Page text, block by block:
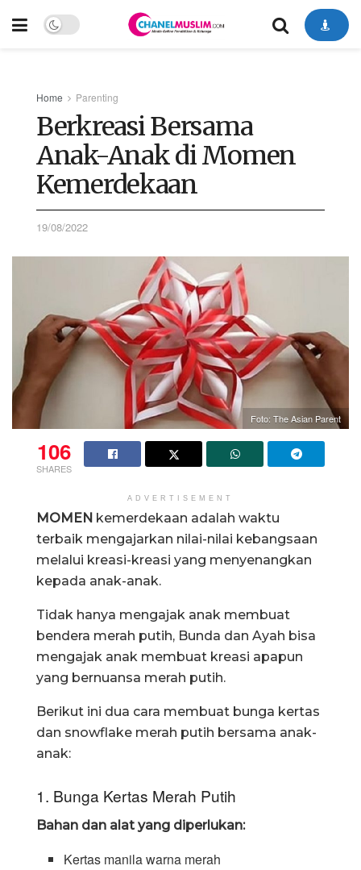
Home Parenting
Berkreasi Bersama
Anak-Anak di Momen
Kemerdekaan
19/08/2022
Foto: The Asian Parent
106
SHARES
ADVERTISEMENT
MOMEN kemerdekaan adalah waktu
terbaik mengajarkan nilai-nilai kebangsaan
melalui kreasi-kreasi yang menyenangkan
kepada anak-anak.
Tidak hanya mengajak anak membuat
bendera merah putih, Bunda dan Ayah bisa
mengajak anak membuat kreasi apapun
yang bernuansa merah putih.
Berikut ini dua cara membuat bunga kertas
dan snowflake merah putih bersama anak-
anak:
1. Bunga Kertas Merah Putih
Bahan dan alat yang diperlukan:
Kertas manila warna merah